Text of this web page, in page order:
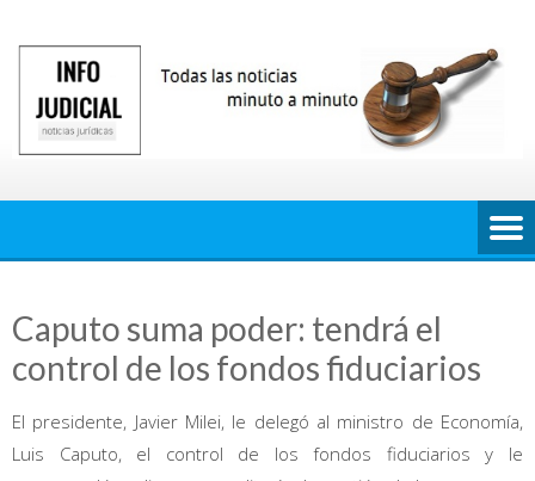
contenido
Caputo suma poder: tendrá el
control de los fondos fiduciarios
El presidente, Javier Milei, le delegó al ministro de Economía,
Luis Caputo, el control de los fondos fiduciarios y le